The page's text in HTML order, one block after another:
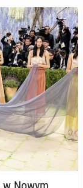
na